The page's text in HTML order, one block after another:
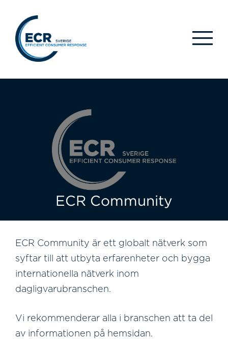
ECR Community
ECR Community är ett globalt nätverk som
syftar till att utbyta erfarenheter och bygga
internationella nätverk inom
dagligvarubranschen.
Vi rekommenderar alla i branschen att ta del
av informationen på hemsidan.